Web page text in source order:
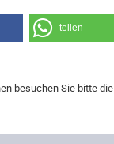
teilen
besuchen Sie bitte die